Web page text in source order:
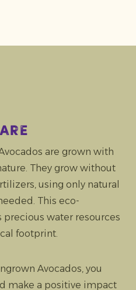
are grown with
They grow without
using only natural
This eco-
water resources
footprint.
Avocados, you
make a positive impact